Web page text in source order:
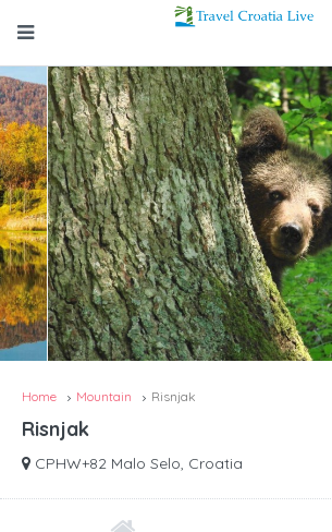
Home Mountain Risnjak
Risnjak
CPHW+82 Malo Selo, Croatia